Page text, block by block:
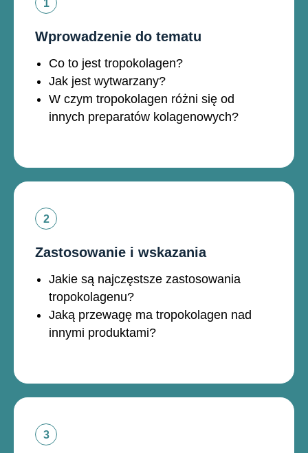
Wprowadzenie do tematu
Co to jest tropokolagen?
Jak jest wytwarzany?
W czym tropokolagen różni się od
innych preparatów kolagenowych?
Zastosowanie i wskazania
Jakie są najczęstsze zastosowania
tropokolagenu?
Jaką przewagę ma tropokolagen nad
innymi produktami?